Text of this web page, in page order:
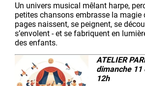
Un univers musical mêlant harpe,
petites chansons embrasse la magie
pages naissent, se peignent, se
s’envolent - et se fabriquent en
des enfants.
ATELIER
dimanche 11
12h